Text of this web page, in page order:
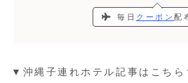
毎日 クーポン配
▼沖縄子連れホテル記事はこち